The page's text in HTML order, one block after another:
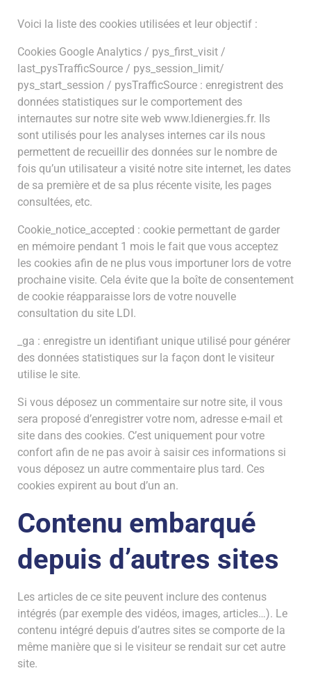
Voici la liste des cookies utilisées et leur objectif :
Cookies Google Analytics / pys_first_visit /
last_pysTrafficSource / pys_session_limit/
pys_start_session / pysTrafficSource : enregistrent des
données statistiques sur le comportement des
internautes sur notre site web www.ldienergies.fr. Ils
sont utilisés pour les analyses internes car ils nous
permettent de recueillir des données sur le nombre de
fois qu’un utilisateur a visité notre site internet, les dates
de sa première et de sa plus récente visite, les pages
consultées, etc.
Cookie_notice_accepted : cookie permettant de garder
en mémoire pendant 1 mois le fait que vous acceptez
les cookies afin de ne plus vous importuner lors de votre
prochaine visite. Cela évite que la boîte de consentement
de cookie réapparaisse lors de votre nouvelle
consultation du site LDI.
_ga : enregistre un identifiant unique utilisé pour générer
des données statistiques sur la façon dont le visiteur
utilise le site.
Si vous déposez un commentaire sur notre site, il vous
sera proposé d’enregistrer votre nom, adresse e-mail et
site dans des cookies. C’est uniquement pour votre
confort afin de ne pas avoir à saisir ces informations si
vous déposez un autre commentaire plus tard. Ces
cookies expirent au bout d’un an.
Contenu embarqué
depuis d’autres sites
Les articles de ce site peuvent inclure des contenus
intégrés (par exemple des vidéos, images, articles…). Le
contenu intégré depuis d’autres sites se comporte de la
même manière que si le visiteur se rendait sur cet autre
site.